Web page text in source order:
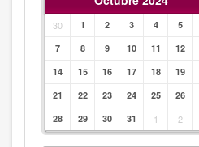
30 1 2 3 4 5
7
8 9 10 11 12
14
15 16 17 18 19
21
22 23 24 25 26
28
29 30 31 1 2